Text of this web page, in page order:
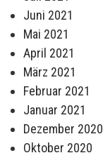
Juni 2021
Mai 2021
April 2021
März 2021
Februar 2021
Januar 2021
Dezember 2020
Oktober 2020